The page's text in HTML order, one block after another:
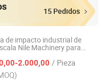
15 Pedidos
a de impacto industrial de
Nile Machinery para
con componente de
equipo de
2.000,00 / Pieza